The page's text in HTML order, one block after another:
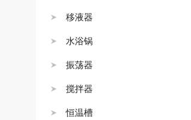
移液器
水浴锅
振荡器
搅拌器
恒温槽